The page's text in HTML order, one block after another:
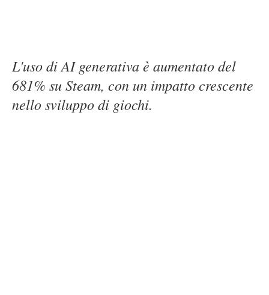
L'uso di AI generativa è aumentato del
681% su Steam, con un impatto crescente
nello sviluppo di giochi.